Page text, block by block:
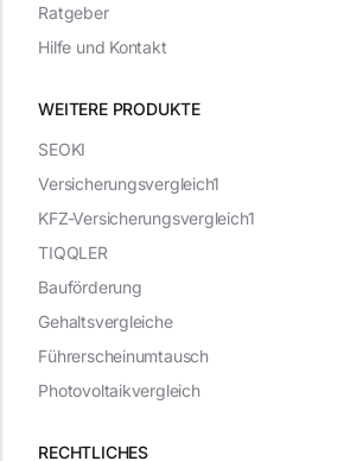
WEITERE PRODUKTE
RECHTLICHES
SEOKI
Versicherungsvergleich1
KFZ-Versicherungsvergleich1
TIQQLER
Bauförderung
Gehaltsvergleiche
Führerscheinumtausch
Photovoltaikvergleich
Ratgeber
Hilfe und Kontakt